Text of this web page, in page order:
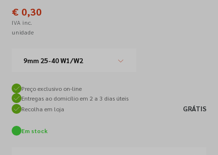
€ 0,30
IVA inc.
unidade
9mm 25-40 W1/W2
Preço exclusivo on-line
Entregas ao domicílio em 2 a 3 dias úteis
Recolha em loja
GRÁTIS
Em stock